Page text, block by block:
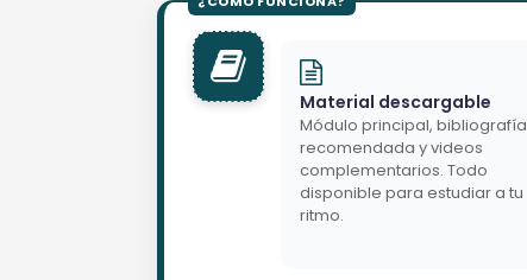
Material descargable
Módulo principal, bibliografía
recomendada y videos
complementarios. Todo
disponible para estudiar a tu
ritmo.